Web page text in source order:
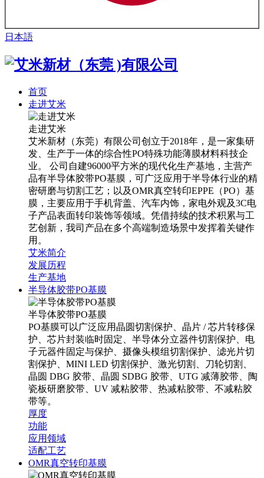
日本語
首页
走进艾米
走进艾米
艾米新材（东莞）有限公司创立于2018年，是一家集研
发、生产于一体的综合性PO特殊功能薄膜材料科技企
业。 公司自建96000平方米的现代化生产基地，主营产
品有半导体胶带PO基膜，可广泛应用于半导体行业的精
密研磨与切割工艺；以及OMR真空转印EPPE（PO）基
膜，主要应用于手机背盖、汽车内饰，家电外观及3C电
子产品表面转印装饰等领域。凭借持续的技术积累与工
艺创新，我司产品在多个高端制造场景中发挥着关键作
用。
艾米简介
发展历程
生产基地
半导体胶带PO基膜
半导体胶带PO基膜
PO基膜可以广泛应用晶圆切割保护、晶片 / 芯片转移保
护、芯片封装临时固定、半导体分立器件切割保护、电
子元器件固定与保护、摄像头模组切割保护、滤光片切
割保护、MINI LED 切割保护、激光切割、刀轮切割、
晶圆 DBG 胶带、晶圆 SDBG 胶带、UTG 减薄胶带、陶
瓷板研磨胶带、UV 减粘胶带、热减粘胶带、不减粘胶
带等。
厚度
功能
应用领域
适配工艺
OMR真空转印基膜